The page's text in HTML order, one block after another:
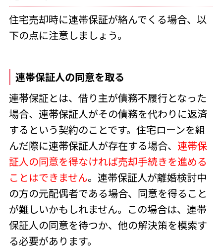
住宅売却時に連帯保証が絡んでくる場合、以
下の点に注意しましょう。
連帯保証人の同意を取る
連帯保証とは、借り主が債務不履行となった
場合、連帯保証人がその債務を代わりに返済
するという契約のことです。住宅ローンを組
んだ際に連帯保証人が存在する場合、 連帯保
証人の同意を得なければ売却手続きを進める
ことはできません。連帯保証人が離婚検討中
の方の元配偶者である場合、同意を得ること
が難しいかもしれません。この場合は、連帯
保証人の同意を待つか、他の解決策を模索す
る必要があります。